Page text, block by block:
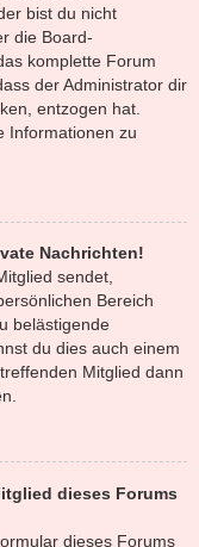
bist du nicht
die Board-
komplette Forum
der Administrator dir
entzogen hat.
Informationen zu
Nachrichten!
sendet,
Bereich
belästigende
du dies auch einem
Mitglied dann
dieses Forums
dieses Forums